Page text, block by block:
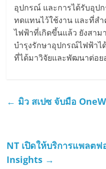
อุปกรณ์ และการได้รับอุป
ทดแทนไว้ใช้งาน และที่ส
ไฟฟ้าที่เกิดขึ้นแล้ว ยังสา
บำรุงรักษาอุปกรณ์ไฟฟ้าไ
ที่ได้มาวิจัยและพัฒนาต่อย
← มิว สเปซ จับมือ
NT เปิดให้บริการแพลต
Insights →